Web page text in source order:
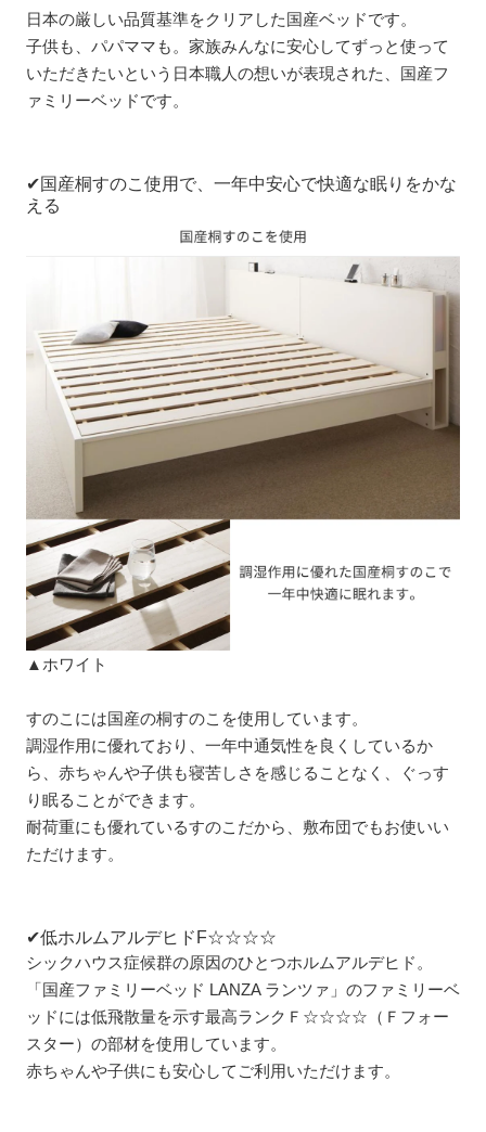
日本の厳しい品質基準をクリアした国産ベッドです。
子供も、パパママも。家族みんなに安心してずっと使って
いただきたいという日本職人の想いが表現された、国産フ
ァミリーベッドです。
✔国産桐すのこ使用で、一年中安心で快適な眠りをかな
える
▲ホワイト
すのこには国産の桐すのこを使用しています。
調湿作用に優れており、一年中通気性を良くしているか
ら、赤ちゃんや子供も寝苦しさを感じることなく、ぐっす
り眠ることができます。
耐荷重にも優れているすのこだから、敷布団でもお使いい
ただけます。
✔低ホルムアルデヒドF☆☆☆☆
シックハウス症候群の原因のひとつホルムアルデヒド。
「国産ファミリーベッド LANZA ランツァ」のファミリーベ
ッドには低飛散量を示す最高ランクＦ☆☆☆☆（Ｆフォー
スター）の部材を使用しています。
赤ちゃんや子供にも安心してご利用いただけます。